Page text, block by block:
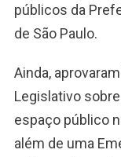
públicos da
de São Paulo.
Ainda,
Legislativo
espaço público
além de uma